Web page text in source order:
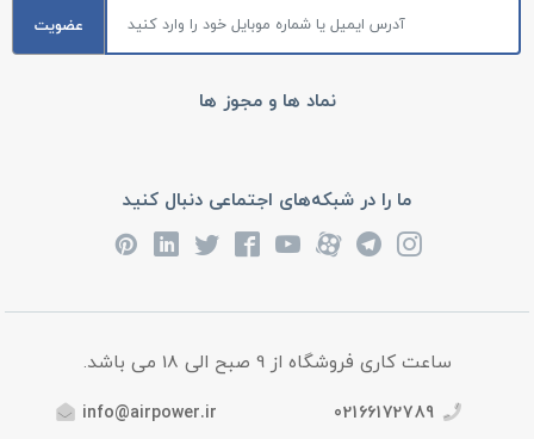
عضویت
نماد ها و مجوز ها
ما را در شبکه‌های اجتماعی دنبال کنید
ساعت کاری فروشگاه از 9 صبح الی 18 می باشد.
02166172789
info@airpower.ir